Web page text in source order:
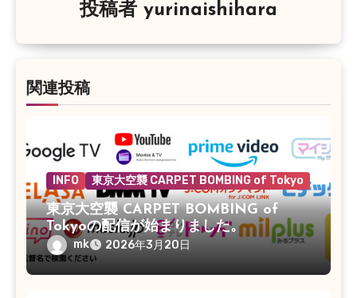
ン
投稿者 yurinaishihara
関連投稿
INFO 東京大空襲 CARPET BOMBING of Tokyo
東京大空襲 CARPET BOMBING of
Tokyoの配信が始まりました。
mk 2026年3月20日